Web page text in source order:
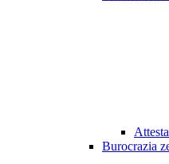
Burocrazia